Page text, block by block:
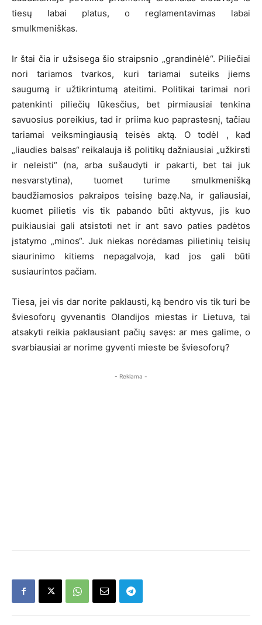
tiesų labai platus, o reglamentavimas labai
smulkmeniškas.
Ir štai čia ir užsisega šio straipsnio „grandinėlė“. Piliečiai
nori tariamos tvarkos, kuri tariamai suteiks jiems
saugumą ir užtikrintumą ateitimi. Politikai tarimai nori
patenkinti piliečių lūkesčius, bet pirmiausiai tenkina
savuosius poreikius, tad ir priima kuo paprastesnį, tačiau
tariamai veiksmingiausią teisės aktą. O todėl , kad
„liaudies balsas“ reikalauja iš politikų dažniausiai „užkirsti
ir neleisti“ (na, arba sušaudyti ir pakarti, bet tai juk
nesvarstytina), tuomet turime smulkmenišką
baudžiamosios pakraipos teisinę bazę.Na, ir galiausiai,
kuomet pilietis vis tik pabando būti aktyvus, jis kuo
puikiausiai gali atsistoti net ir ant savo paties padėtos
įstatymo „minos“. Juk niekas norėdamas pilietinių teisių
siaurinimo kitiems nepagalvoja, kad jos gali būti
susiaurintos pačiam.
Tiesa, jei vis dar norite paklausti, ką bendro vis tik turi be
šviesoforų gyvenantis Olandijos miestas ir Lietuva, tai
atsakyti reikia paklausiant pačių savęs: ar mes galime, o
svarbiausiai ar norime gyventi mieste be šviesoforų?
- Reklama -